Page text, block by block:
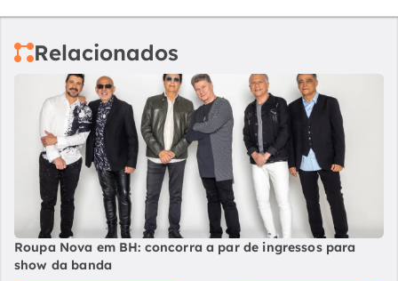
Relacionados
Roupa Nova em BH: concorra a par de ingressos para
show da banda